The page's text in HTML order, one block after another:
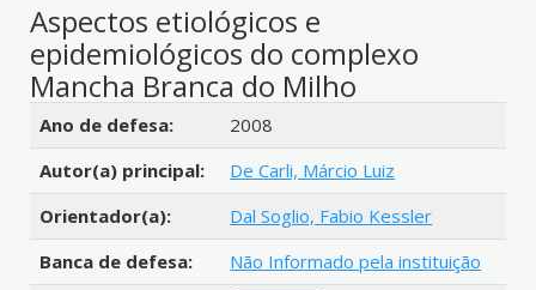
Aspectos etiológicos e
epidemiológicos do complexo
Mancha Branca do Milho
Detalhes bibliográficos
Ano de defesa:
2008
Autor(a) principal:
De Carli, Márcio Luiz
Orientador(a):
Dal Soglio, Fabio Kessler
Banca de defesa:
Não Informado pela instituição